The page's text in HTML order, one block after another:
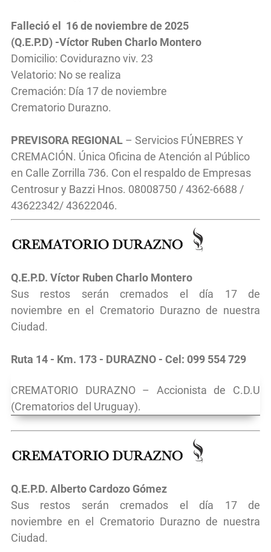
Falleció el 16 de noviembre de 2025
(Q.E.P.D) -Víctor Ruben Charlo Montero
Domicilio: Covidurazno viv. 23
Velatorio: No se realiza
Cremación: Día 17 de noviembre
Crematorio Durazno.
PREVISORA REGIONAL – Servicios FÚNEBRES Y
CREMACIÓN. Única Oficina de Atención al Público
en Calle Zorrilla 736. Con el respaldo de Empresas
Centrosur y Bazzi Hnos. 08008750 / 4362-6688 /
43622342/ 43622046.
Q.E.P.D. Víctor Ruben Charlo Montero
Sus restos serán cremados el día 17 de
noviembre en el Crematorio Durazno de nuestra
Ciudad.
Ruta 14 - Km. 173 - DURAZNO - Cel: 099 554 729
CREMATORIO DURAZNO – Accionista de C.D.U
(Crematorios del Uruguay).
Q.E.P.D. Alberto Cardozo Gómez
Sus restos serán cremados el día 17 de
noviembre en el Crematorio Durazno de nuestra
Ciudad.